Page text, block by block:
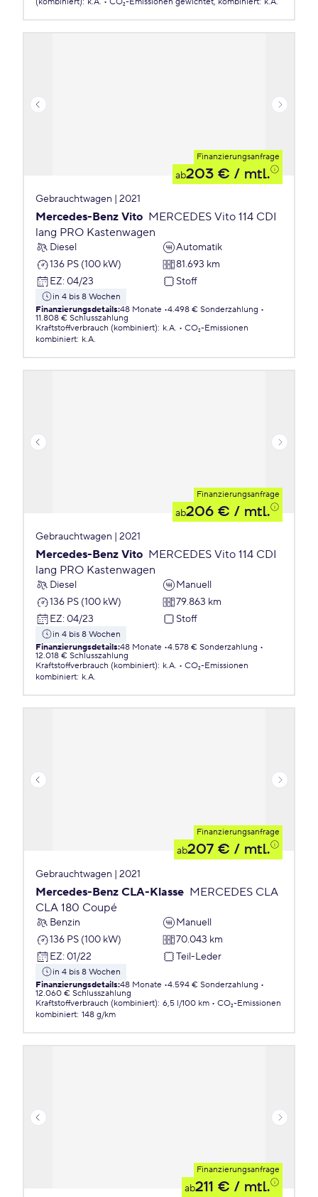
Finanzierungsanfrage
ab203 € / mtl.
Gebrauchtwagen | 2021
Mercedes-Benz Vito MERCEDES Vito 114 CDI
lang PRO Kastenwagen
Diesel
Automatik
136 PS (100 kW)
81.693 km
EZ: 04/23 Stoff
in 4 bis 8 Wochen
Finanzierungsdetails:48 Monate 4.498 € Sonderzahlung
11.808 € Schlusszahlung
Kraftstoffverbrauch (kombiniert): k.A.
CO₂-Emissionen
kombiniert: k.A.
Finanzierungsanfrage
ab206 € / mtl.
Gebrauchtwagen | 2021
Mercedes-Benz Vito MERCEDES Vito 114 CDI
lang PRO Kastenwagen
Diesel
Manuell
136 PS (100 kW)
79.863 km
EZ: 04/23 Stoff
in 4 bis 8 Wochen
Finanzierungsdetails:48 Monate 4.578 € Sonderzahlung
12.018 € Schlusszahlung
Kraftstoffverbrauch (kombiniert): k.A.
CO₂-Emissionen
kombiniert: k.A.
Finanzierungsanfrage
ab207 € / mtl.
Gebrauchtwagen | 2021
Mercedes-Benz CLA-Klasse MERCEDES CLA
CLA 180 Coupé
Benzin
Manuell
136 PS (100 kW)
70.043 km
EZ: 01/22 Teil-Leder
in 4 bis 8 Wochen
Finanzierungsdetails:48 Monate 4.594 € Sonderzahlung
12.060 € Schlusszahlung
Kraftstoffverbrauch (kombiniert): 6,5 l/100 km
CO₂-Emissionen
kombiniert: 148 g/km
Finanzierungsanfrage
ab211 € / mtl.